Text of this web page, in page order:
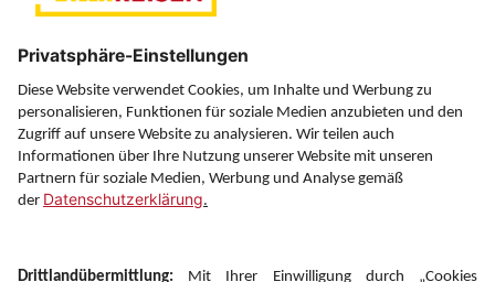
Über uns
Service
Information
Folgen Sie uns auf